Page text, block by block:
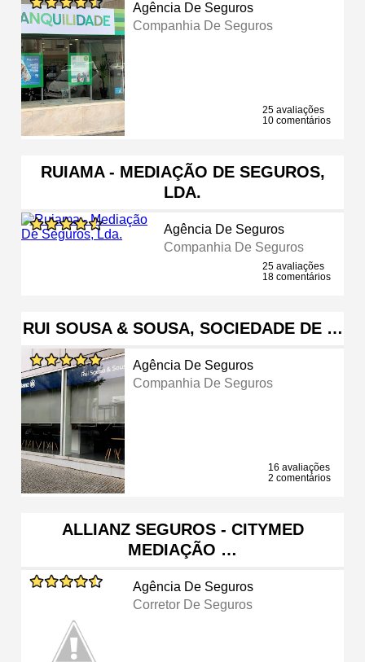
Agência De Seguros
Companhia De Seguros
25 avaliações
10 comentários
RUIAMA - MEDIAÇÃO DE SEGUROS,
LDA.
Agência De Seguros
Companhia De Seguros
25 avaliações
18 comentários
RUI SOUSA & SOUSA, SOCIEDADE DE …
Agência De Seguros
Companhia De Seguros
16 avaliações
2 comentários
ALLIANZ SEGUROS - CITYMED
MEDIAÇÃO …
Agência De Seguros
Corretor De Seguros